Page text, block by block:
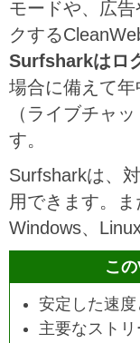
モードや、広
クする
Surfsharkはロ
場合に備えて
（ライブチャ
す。
Surfsharkは、
用できます。ま
Windows、
こ
安定した速
主要なスト